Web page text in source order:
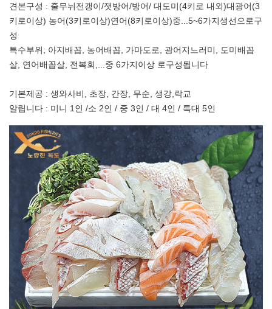
견본구성 : 줄무뉘전갱이/잿방어/방어/ 대도미(4키로 내외)대광어(3
키로이상) 농어(3키로이상)연어(8키로이상)중...5~6가지생선으로구
성
특수부위; 아지배꼽, 농어배꼽, 가마도로, 광어지느러미, 도미배꼽
살, 연어배꼽살, 전복회,...중 6가지이상 로구성됩니다
기본제공 : 생와사비, 초장, 간장, 무순, 생강,락교
알립니다 : 미니 1인 /소 2인 / 중 3인 / 대 4인 / 특대 5인